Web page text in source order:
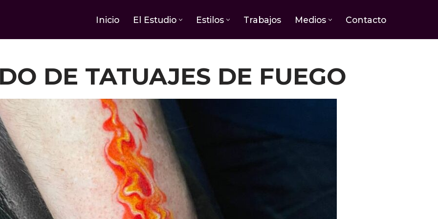
Inicio El Estudio Estilos Trabajos Medios Contacto
DE TATUAJES DE FUEGO